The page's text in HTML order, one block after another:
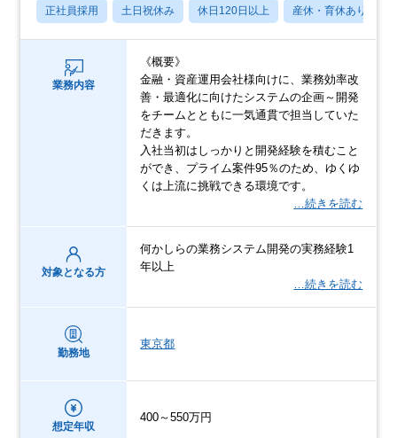
正社員採用 土日祝休み 休日120日以上 産休・育休あり
業務内容
《概要》
金融・資産運用会社様向けに、業務効率改
善・最適化に向けたシステムの企画～開発
をチームとともに一気通貫で担当していた
だきます。
入社当初はしっかりと開発経験を積むこと
ができ、プライム案件95％のため、ゆくゆ
くは上流に挑戦できる環境です。
…続きを読む
対象となる方
何かしらの業務システム開発の実務経験1
年以上
…続きを読む
勤務地
東京都
想定年収
400～550万円